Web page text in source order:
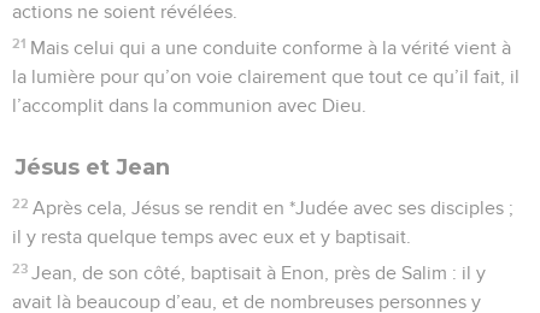
actions ne soient révélées.
21 Mais celui qui a une conduite conforme à la vérité vient à
la lumière pour qu’on voie clairement que tout ce qu’il fait, il
l’accomplit dans la communion avec Dieu.
Jésus et Jean
22 Après cela, Jésus se rendit en *Judée avec ses disciples ;
il y resta quelque temps avec eux et y baptisait.
23 Jean, de son côté, baptisait à Enon, près de Salim : il y
avait là beaucoup d’eau, et de nombreuses personnes y